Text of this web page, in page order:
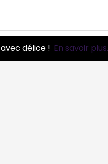
délice ! En savoir plus.